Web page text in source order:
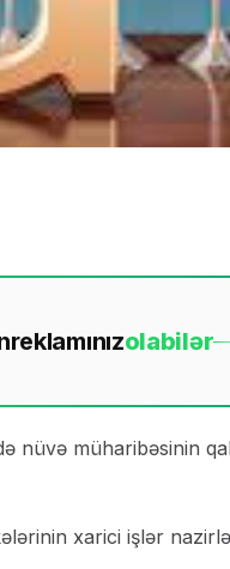
reklamınızolabilər
nüvə müharibəsinin
xarici işlər